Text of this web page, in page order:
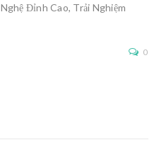
Đỉnh Cao, Trải Nghiệm
0